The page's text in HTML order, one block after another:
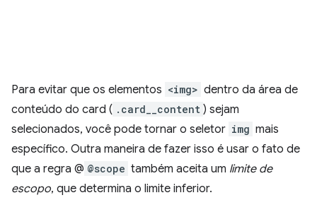
Para evitar que os elementos <img> dentro da área de
conteúdo do card ( .card__content ) sejam
selecionados, você pode tornar o seletor img mais
específico. Outra maneira de fazer isso é usar o fato de
que a regra @ @scope também aceita um limite de
escopo, que determina o limite inferior.